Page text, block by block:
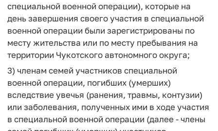
специальной военной операции), которые на
день завершения своего участия в специальной
военной операции были зарегистрированы по
месту жительства или по месту пребывания на
территории Чукотского автономного округа;
3) членам семей участников специальной
военной операции, погибших (умерших)
вследствие увечья (ранения, травмы, контузии)
или заболевания, полученных ими в ходе участия
в специальной военной операции (далее - члены